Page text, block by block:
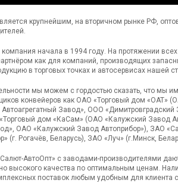
крупнейшим, на вторичном рынке РФ,
начала в 1994 году. На протяжении
как для компаний, производящих
в торговых точках и автосервисах нашей
мы можем с гордостью сказать, что мы
конвейеров как ОАО «Торговый дом «ОАТ»
Завод», ООО
дом «КаСам» (ОАО «Калужский Завод
ОАО «Калужский Завод Автоприбор»), ЗАО
(г. Рогачёв, Беларусь), ЗАО «Луч» (г.Минск,
АвтоОпт» с заводами-производителями
высокого качества по оптимальным ценам.
поставок любым удобным для клиента